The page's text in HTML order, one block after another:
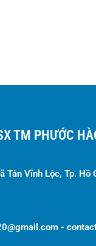
TM PHƯỚC
Tân Vĩnh Lộc, Tp. Hồ
-